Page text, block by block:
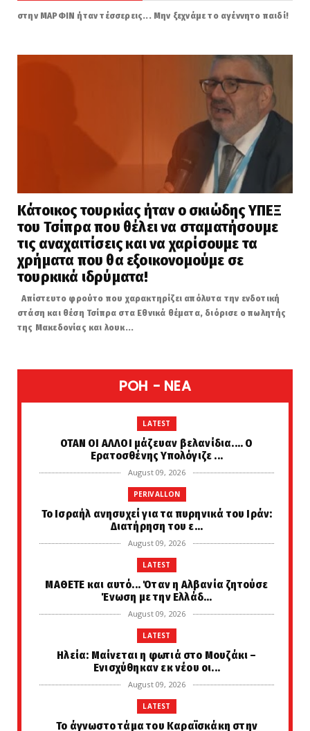
στην ΜΑΡΦΙΝ ήταν τέσσερεις... Μην ξεχνάμε το αγέννητο παιδί!
Κάτοικος τουρκίας ήταν ο σκιώδης ΥΠΕΞ
του Τσίπρα που θέλει να σταματήσουμε
τις αναχαιτίσεις και να χαρίσουμε τα
χρήματα που θα εξοικονομούμε σε
τουρκικά ιδρύματα!
Απίστευτο φρούτο που χαρακτηρίζει απόλυτα την ενδοτική
στάση και θέση Τσίπρα στα Εθνικά θέματα, διόρισε ο πωλητής
της Μακεδονίας και λουκ...
POH - NEA
LATEST
ΟΤΑΝ ΟΙ ΑΛΛΟΙ μάζευαν βελανίδια.... Ο
Ερατοσθένης Υπολόγιζε ...
August 09, 2026
PERIVALLON
Το Ισραήλ ανησυχεί για τα πυρηνικά του Ιράν:
Διατήρηση του ε...
August 09, 2026
LATEST
ΜΑΘΕΤΕ και αυτό... Όταν η Αλβανία ζητούσε
Ένωση με την Ελλάδ...
August 09, 2026
LATEST
Ηλεία: Μαίνεται η φωτιά στο Μουζάκι –
Ενισχύθηκαν εκ νέου οι...
August 09, 2026
LATEST
Το άγνωστο τάμα του Καραϊσκάκη στην